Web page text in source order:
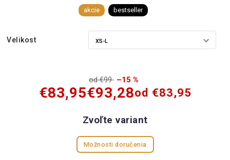
akcie bestseller
Velikost
od €99 –15 %
€83,95€93,28od €83,95
Zvoľte variant
Možnosti doručenia